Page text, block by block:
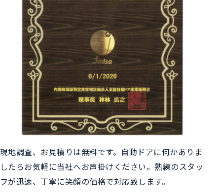
現地調査、お見積りは無料です。自動ドアに何かありま
したらお気軽に当社へお声掛けください。熟練のスタッ
フが迅速、丁寧に笑顔の価格で対応致します。